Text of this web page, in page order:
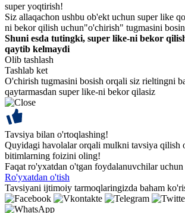
super yoqtirish!
Siz allaqachon ushbu ob'ekt uchun super like
ni bekor qilish uchun"o'chirish" tugmasini
Shuni esda tutingki, super like-ni bekor
qaytib kelmaydi
Olib tashlash
Tashlab ket
O'chirish tugmasini bosish orqali siz rieltingni
qaytarmasdan super like-ni bekor qilasiz
Tavsiya bilan o'rtoqlashing!
Quyidagi havolalar orqali mulkni tavsiya qilish
bitimlarning foizini oling!
Faqat ro'yxatdan o'tgan foydalanuvchilar
Ro'yxatdan o'tish
Tavsiyani ijtimoiy tarmoqlaringizda baham